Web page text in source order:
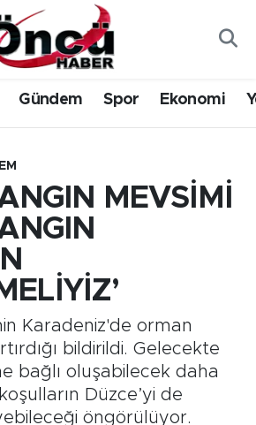
Gündem Spor Ekonomi
MEVSİMİ
Karadeniz'de orman
bildirildi. Gelecekte
bağlı oluşabilecek daha
Düzce’yi de
öngörülüyor.
Eczaneler
Vakitleri
Haritası
Durumu ve Fikstür